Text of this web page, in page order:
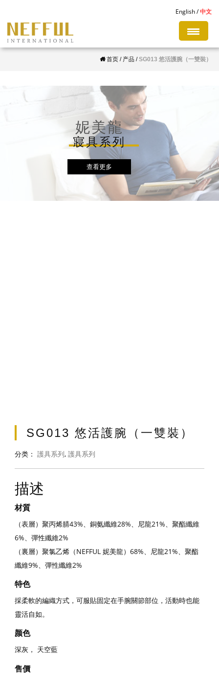
p
English 中文
首页 / 产品 /SG013 悠活護腕（一雙裝）
妮美龍
寢具系列
查看更多
SG013 悠活護腕（一雙裝）
分类： 護具系列, 護具系列
描述
材質
（表層）聚丙烯腈43%、銅氨纖維28%、尼龍21%、聚酯纖維
6%、彈性纖維2%
（裏層）聚氯乙烯（NEFFUL 妮美龍）68%、尼龍21%、聚酯
纖維9%、彈性纖維2%
特色
採柔軟的編織方式，可服貼固定在手腕關節部位，活動時也能
靈活自如。
颜色
深灰， 天空藍
售價